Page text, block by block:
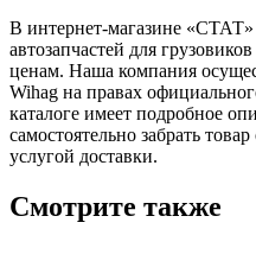
В интернет-магазине
автозапчастей для
ценам. Наша компания
Wihag на правах
каталоге имеет подробное
самостоятельно забрать
услугой доставки.
Смотрите также